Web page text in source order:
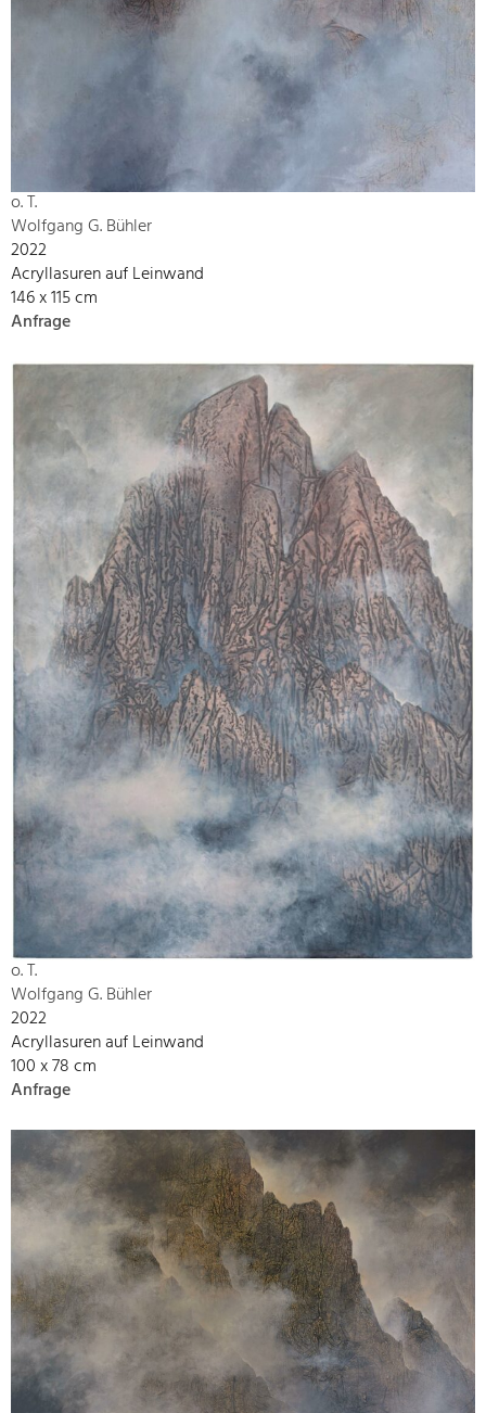
o. T.
Wolfgang G. Bühler
2022
Acryllasuren auf Leinwand
146 x 115 cm
Anfrage
o. T.
Wolfgang G. Bühler
2022
Acryllasuren auf Leinwand
100 x 78 cm
Anfrage